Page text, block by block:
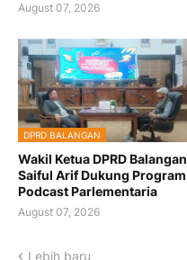
August 07, 2026
DPRD BALANGAN
Wakil Ketua DPRD Balangan
Saiful Arif Dukung Program
Podcast Parlementaria
August 07, 2026
Lebih baru